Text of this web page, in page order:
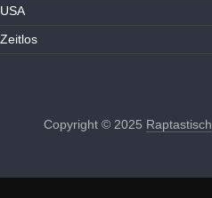
USA
Zeitlos
Copyright © 2025 Raptastisch